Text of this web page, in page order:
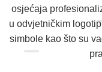
osjećaja
u odvjetničkim
simbole kao što su